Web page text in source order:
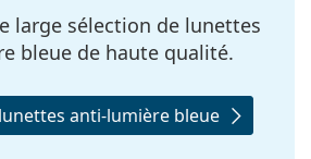
large sélection de lunettes
bleue de haute qualité.
anti-lumière bleue